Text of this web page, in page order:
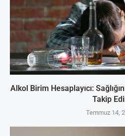
Alkol Birim Hesaplayıcı:
Takip
Temmuz 14,